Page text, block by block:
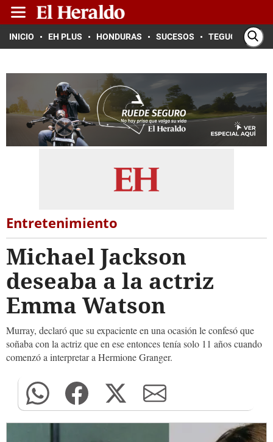
INICIO EH PLUS HONDURAS SUCESOS TEGUCIGALPA
Entretenimiento
Michael Jackson
deseaba a la actriz
Emma Watson
Murray, declaró que su expaciente en una ocasión le confesó que
soñaba con la actriz que en ese entonces tenía solo 11 años cuando
comenzó a interpretar a Hermione Granger.